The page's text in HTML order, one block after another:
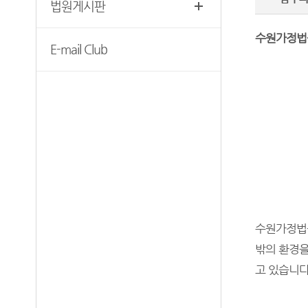
찾아오시는길
법원게시판
E-mail Club
수원가정
수원가정
밖의 환경
고 있습니